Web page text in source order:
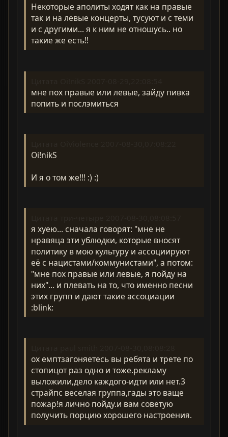
Некоторые аполиты ходят как на правые
так и на левые концерты, тусуют и с теми
и с другими... я к ним не отношусь.. но
такие же есть!!
мне пох правые или левые, зайду пивка
попить и послэмиться
Oi!nikS
И я о том же!!! :) :)
я хуею... сначала говорят: "мне не
нравяца эти ублюдки, которые вносят
политику в мою культуру и ассоциируют
её с нацистами/коммунистами", а потом:
"мне пох правые или левые, я пойду на
них"... и плевать на то, что именно песни
этих групп и дают такие ассоциации
:blink:
ох емптзагоняетесь вы ребята и трете по
стопицот раз одно и тоже.рекламу
выложили,дело каждого-идти или нет.3
страйпс веселая группа,гады это ваще
пожар!я лично пойду.и вам советую
получить порцию хорошего настроения.